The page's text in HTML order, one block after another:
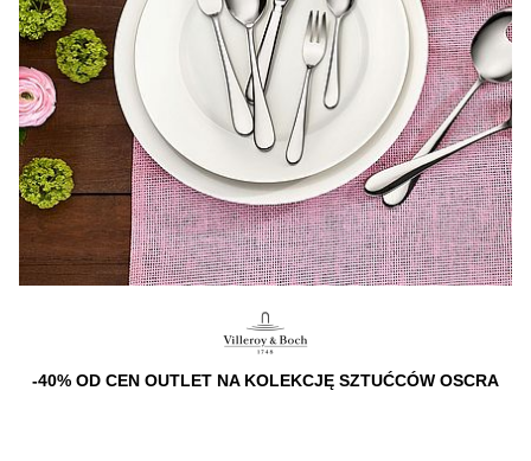
-40% OD CEN OUTLET NA KOLEKCJĘ SZTUĆCÓW OSCRA